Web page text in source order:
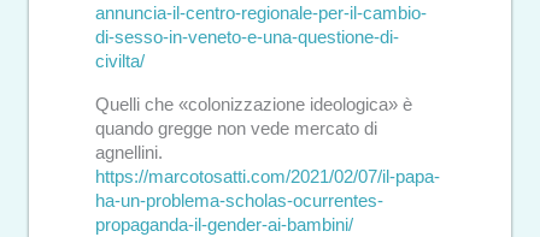
annuncia-il-centro-regionale-per-il-cambio-
di-sesso-in-veneto-e-una-questione-di-
civilta/
Quelli che «colonizzazione ideologica» è
quando gregge non vede mercato di
agnellini.
https://marcotosatti.com/2021/02/07/il-papa-
ha-un-problema-scholas-ocurrentes-
propaganda-il-gender-ai-bambini/